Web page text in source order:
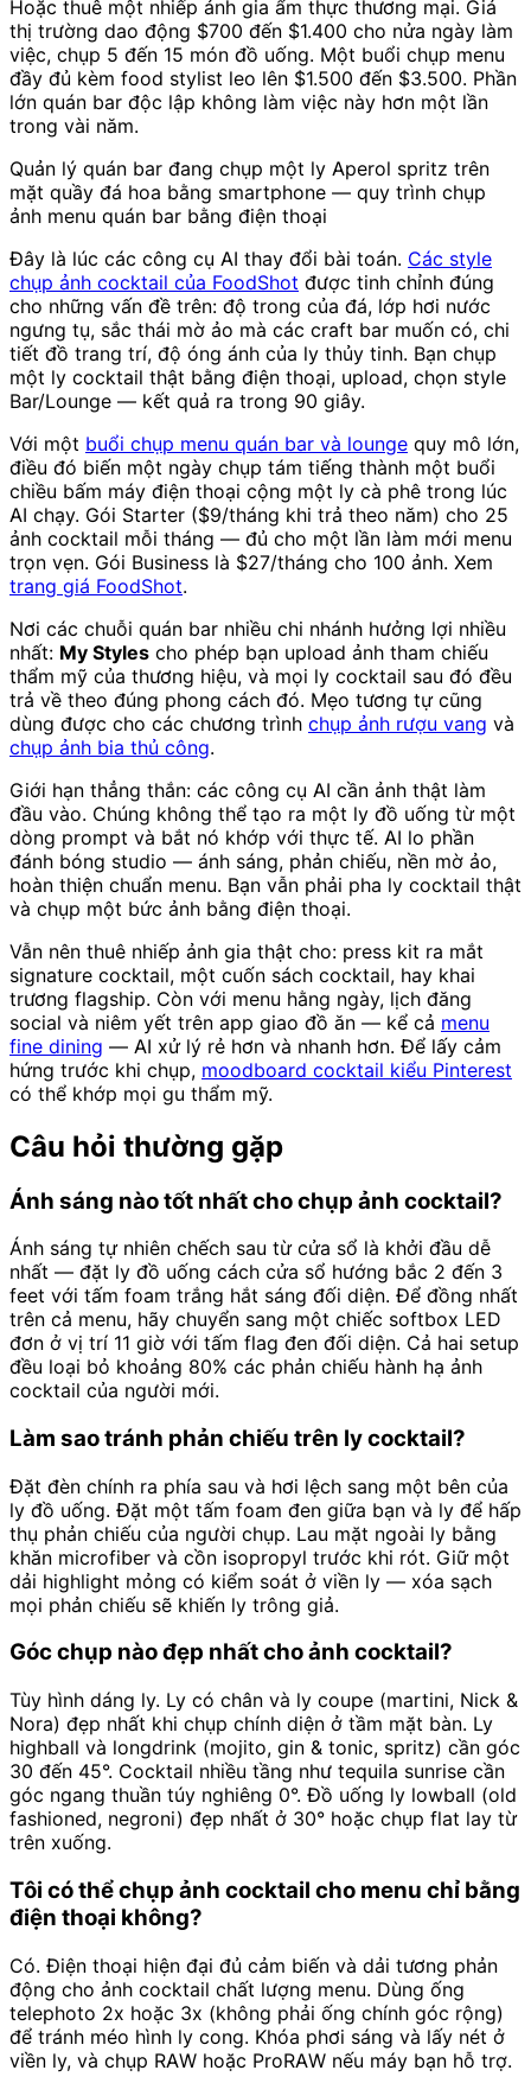
Hoặc thuê một nhiếp ảnh gia ẩm thực thương mại. Giá
thị trường dao động $700 đến $1.400 cho nửa ngày làm
việc, chụp 5 đến 15 món đồ uống. Một buổi chụp menu
đầy đủ kèm food stylist leo lên $1.500 đến $3.500. Phần
lớn quán bar độc lập không làm việc này hơn một lần
trong vài năm.
Quản lý quán bar đang chụp một ly Aperol spritz trên
mặt quầy đá hoa bằng smartphone — quy trình chụp
ảnh menu quán bar bằng điện thoại
Đây là lúc các công cụ AI thay đổi bài toán. Các style
chụp ảnh cocktail của FoodShot được tinh chỉnh đúng
cho những vấn đề trên: độ trong của đá, lớp hơi nước
ngưng tụ, sắc thái mờ ảo mà các craft bar muốn có, chi
tiết đồ trang trí, độ óng ánh của ly thủy tinh. Bạn chụp
một ly cocktail thật bằng điện thoại, upload, chọn style
Bar/Lounge — kết quả ra trong 90 giây.
Với một buổi chụp menu quán bar và lounge quy mô lớn,
điều đó biến một ngày chụp tám tiếng thành một buổi
chiều bấm máy điện thoại cộng một ly cà phê trong lúc
AI chạy. Gói Starter ($9/tháng khi trả theo năm) cho 25
ảnh cocktail mỗi tháng — đủ cho một lần làm mới menu
trọn vẹn. Gói Business là $27/tháng cho 100 ảnh. Xem
trang giá FoodShot.
Nơi các chuỗi quán bar nhiều chi nhánh hưởng lợi nhiều
nhất: My Styles cho phép bạn upload ảnh tham chiếu
thẩm mỹ của thương hiệu, và mọi ly cocktail sau đó đều
trả về theo đúng phong cách đó. Mẹo tương tự cũng
dùng được cho các chương trình chụp ảnh rượu vang và
chụp ảnh bia thủ công.
Giới hạn thẳng thắn: các công cụ AI cần ảnh thật làm
đầu vào. Chúng không thể tạo ra một ly đồ uống từ một
dòng prompt và bắt nó khớp với thực tế. AI lo phần
đánh bóng studio — ánh sáng, phản chiếu, nền mờ ảo,
hoàn thiện chuẩn menu. Bạn vẫn phải pha ly cocktail thật
và chụp một bức ảnh bằng điện thoại.
Vẫn nên thuê nhiếp ảnh gia thật cho: press kit ra mắt
signature cocktail, một cuốn sách cocktail, hay khai
trương flagship. Còn với menu hằng ngày, lịch đăng
social và niêm yết trên app giao đồ ăn — kể cả menu
fine dining — AI xử lý rẻ hơn và nhanh hơn. Để lấy cảm
hứng trước khi chụp, moodboard cocktail kiểu Pinterest
có thể khớp mọi gu thẩm mỹ.
Câu hỏi thường gặp
Ánh sáng nào tốt nhất cho chụp ảnh cocktail?
Ánh sáng tự nhiên chếch sau từ cửa sổ là khởi đầu dễ
nhất — đặt ly đồ uống cách cửa sổ hướng bắc 2 đến 3
feet với tấm foam trắng hắt sáng đối diện. Để đồng nhất
trên cả menu, hãy chuyển sang một chiếc softbox LED
đơn ở vị trí 11 giờ với tấm flag đen đối diện. Cả hai setup
đều loại bỏ khoảng 80% các phản chiếu hành hạ ảnh
cocktail của người mới.
Làm sao tránh phản chiếu trên ly cocktail?
Đặt đèn chính ra phía sau và hơi lệch sang một bên của
ly đồ uống. Đặt một tấm foam đen giữa bạn và ly để hấp
thụ phản chiếu của người chụp. Lau mặt ngoài ly bằng
khăn microfiber và cồn isopropyl trước khi rót. Giữ một
dải highlight mỏng có kiểm soát ở viền ly — xóa sạch
mọi phản chiếu sẽ khiến ly trông giả.
Góc chụp nào đẹp nhất cho ảnh cocktail?
Tùy hình dáng ly. Ly có chân và ly coupe (martini, Nick &
Nora) đẹp nhất khi chụp chính diện ở tầm mặt bàn. Ly
highball và longdrink (mojito, gin & tonic, spritz) cần góc
30 đến 45°. Cocktail nhiều tầng như tequila sunrise cần
góc ngang thuần túy nghiêng 0°. Đồ uống ly lowball (old
fashioned, negroni) đẹp nhất ở 30° hoặc chụp flat lay từ
trên xuống.
Tôi có thể chụp ảnh cocktail cho menu chỉ bằng
điện thoại không?
Có. Điện thoại hiện đại đủ cảm biến và dải tương phản
động cho ảnh cocktail chất lượng menu. Dùng ống
telephoto 2x hoặc 3x (không phải ống chính góc rộng)
để tránh méo hình ly cong. Khóa phơi sáng và lấy nét ở
viền ly, và chụp RAW hoặc ProRAW nếu máy bạn hỗ trợ.